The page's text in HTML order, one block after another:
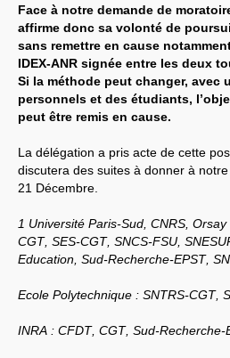
Sud-Ined s’engage
EXPRESSIONS DES SECTIONS
Auvergne
Bordeaux
CNRS DR15
Instances Régionales de
la Délégation Aquitaine
CRDPS « Action Sociale »
CRDPS« Formation
Permanente » (ex-CRFP)
15
Université de Bordeaux
Ile de France
Lyon
Montpellier
COMMISSIONS ET RÉSEAUX
Précarité
Face à notre demande de
affirme donc sa volonté de
sans remettre en cause
IDEX-ANR signée entre les deux
Si la méthode peut changer, avec
personnels et des étudiants,
peut être remis en cause.
La délégation a pris acte de cette
discutera des suites à donner à
21 Décembre.
1 Université Paris-Sud, CNRS , Orsay
CGT, SES-CGT, SNCS-FSU
Education, Sud-Recherche-EPST,
Ecole Polytechnique : SNTRS-CGT,
INRA : CFDT, CGT, Sud-Recherche-